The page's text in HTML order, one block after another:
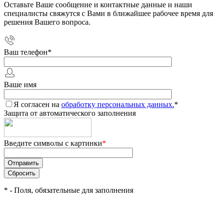
Оставьте Ваше сообщение и контактные данные и наши
специалисты свяжутся с Вами в ближайшее рабочее время для
решения Вашего вопроса.
Ваш телефон*
Ваше имя
Я согласен на обработку персональных данных.*
Защита от автоматического заполнения
Введите символы с картинки*
* - Поля, обязательные для заполнения